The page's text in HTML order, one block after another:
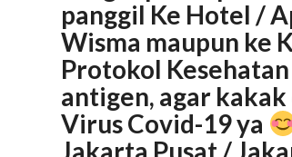
panggil Ke Hotel /
Wisma maupun ke
Protokol
antigen, agar
Virus Covid-19 ya
Jakarta Pusat/